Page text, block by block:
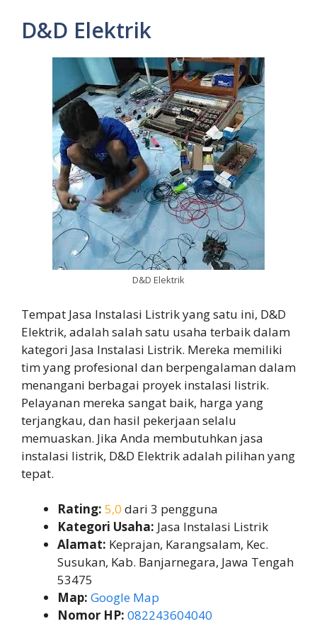
D&D Elektrik
D&D Elektrik
Tempat Jasa Instalasi Listrik yang satu ini, D&D
Elektrik, adalah salah satu usaha terbaik dalam
kategori Jasa Instalasi Listrik. Mereka memiliki
tim yang profesional dan berpengalaman dalam
menangani berbagai proyek instalasi listrik.
Pelayanan mereka sangat baik, harga yang
terjangkau, dan hasil pekerjaan selalu
memuaskan. Jika Anda membutuhkan jasa
instalasi listrik, D&D Elektrik adalah pilihan yang
tepat.
Rating: 5,0 dari 3 pengguna
Kategori Usaha: Jasa Instalasi Listrik
Alamat: Keprajan, Karangsalam, Kec.
Susukan, Kab. Banjarnegara, Jawa Tengah
53475
Map: Google Map
Nomor HP: 082243604040